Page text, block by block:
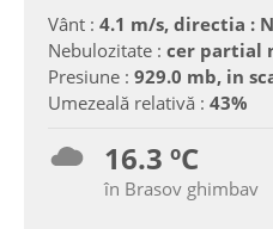
Vânt : 4.1 m/s, directia :
Nebulozitate : cer partial
Presiune : 929.0 mb, in
Umezeală relativă : 43%
16.3 ºC
în Brasov ghimbav